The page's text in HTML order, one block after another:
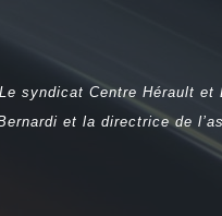
Le syndicat Centre Hérault et
et la directrice de